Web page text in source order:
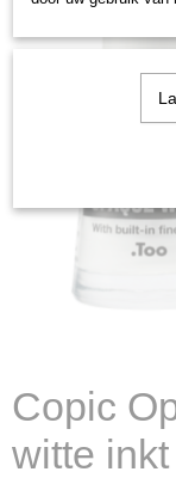
Copic
witte